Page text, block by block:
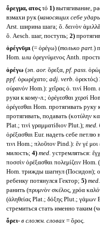
ὄρεγμα, ατοςτό 1)вытягивание,
взмахи рук (наносящих себе
Arst. ширина шага; ὄ. δεινὸν
ὄ. Aesch. шаг, поступь; 2)
ὀρέγνῡμι (= ὀρέγω) (только part.)
Hom. или ὀρεγνύμενος Anth.
ὀρέγω (эп. aor. ὄρεξα, pf. pass.
ppf. ὀρωρέχατο; adj. verb. ὀρεκτός)
οὐρανόν Hom.): χεῖρας ὀ. τινί Hom.
руки к кому-л.; ὀρέγεσθαι χερσί
ὀρέγεσθαι Hom. протягивать руку
протягивать, подавать (κοτύλην
Plat.; τινὶ γραμματίδιον Plut.); med.
ὀρέξασθαι Eur. надеть себе
τινι Hom.; πλοῦτον Pind.): ἕν γέ
милость; 4) med. устремляться:
ποσσὶν ὀρέξασθαι πολεμίζειν Hom. (
Hom. трижды шагнул (Посидон);
ребенку потянулся Гектор; 5) med.
ранить (πρυμνὸν σκέλος, χρόα
(ἀληθείας Plat.; δόξης Plut.; γάμων
стремиться стать именно таким
ὄρει- в сложн. словах= ὄρος.